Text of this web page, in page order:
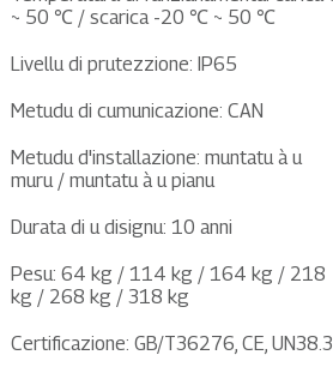
~ 50 ℃ / scarica -20 ℃ ~ 50 ℃
Livellu di prutezzione: IP65
Metudu di cumunicazione: CAN
Metudu d'installazione: muntatu à u
muru / muntatu à u pianu
Durata di u disignu: 10 anni
Pesu: 64 kg / 114 kg / 164 kg / 218
kg / 268 kg / 318 kg
Certificazione: GB/T36276, CE, UN38.3